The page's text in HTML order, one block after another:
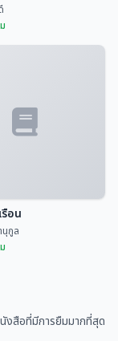
ทร์ดี
เรือน
อน
กูล
งสือที่มีการยืมมากที่สุด